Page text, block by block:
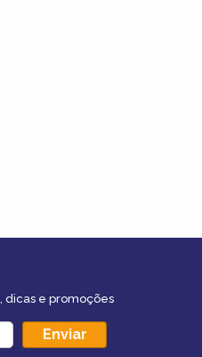
dicas e promoções